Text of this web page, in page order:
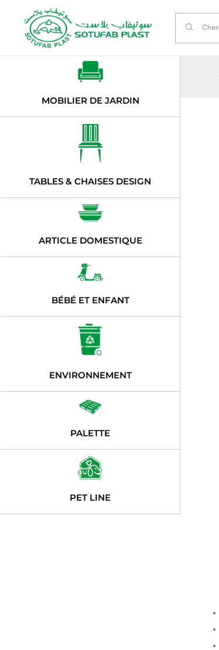
MOBILIER DE JARDIN
TABLES & CHAISES DESIGN
ARTICLE DOMESTIQUE
BÉBÉ ET ENFANT
ENVIRONNEMENT
PALETTE
PET LINE